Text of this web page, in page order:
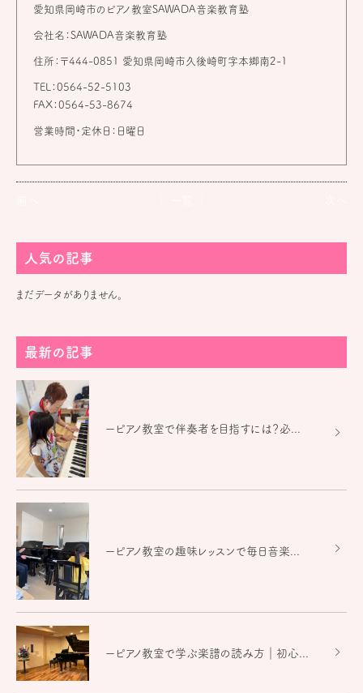
愛知県岡崎市のピアノ教室SAWADA音楽教育塾
会社名：SAWADA音楽教育塾
住所：〒444-0851 愛知県岡崎市久後崎町字本郷南2-1
TEL：0564-52-5103
FAX：0564-53-8674
営業時間・定休日：日曜日
人気の記事
まだデータがありません。
最新の記事
ーピアノ教室で伴奏者を目指すには？必...
ーピアノ教室の趣味レッスンで毎日音楽...
ーピアノ教室で学ぶ楽譜の読み方｜初心...